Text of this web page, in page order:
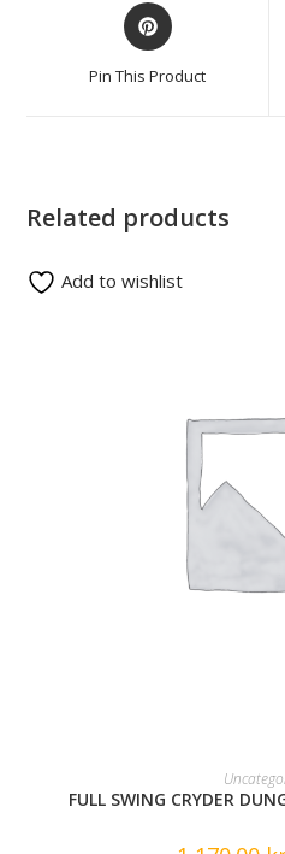
Pin This Product
Related products
READ
FULL SWING CRYDER
Add to wishlist